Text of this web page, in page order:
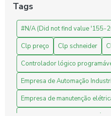
Sua Empresa
Automação Industrial:
da Sua Empresa
Avaliação de Projetos de
Resultados com Análises
Benefícios do CLP
Benefícios do Sistema
Tags
#N/A (Did not find value '155-
Clp preço
Clp schneider
Controlador lógico
Empresa de Automação
Empresa de manutenção